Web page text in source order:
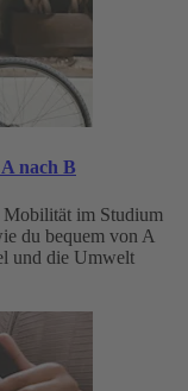
nach B
Mobilität im Studium
du bequem von A
und die Umwelt